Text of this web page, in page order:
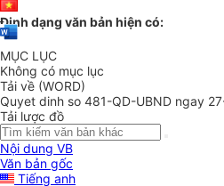
Định dạng văn bản hiện có:
MỤC LỤC
Không có mục lục
Tải về (WORD)
Quyet dinh so 481-QD-UBND ngay
Tải lược đồ
Nội dung VB
Văn bản gốc
Tiếng anh